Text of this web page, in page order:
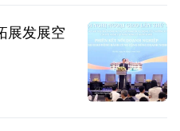
展发展空